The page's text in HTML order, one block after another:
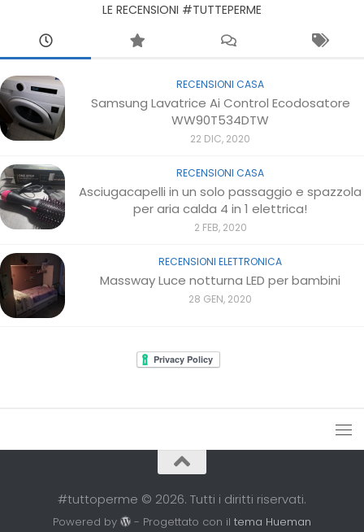
LE RECENSIONI #TUTTEPERME
RECENSIONI CASA
Samsung Lavatrice Ai Control Ecodosatore
WW90T534DTW
22 DIC, 2020
RECENSIONI CASA
Asciugacapelli in un solo passaggio e spazzola
per aria calda 4 in 1 elettrica!
2 FEB, 2020
RECENSIONI ELETTRONICA
Massway Luce notturna LED per bambini
28 GEN, 2020
#tuttoperme © 2026. Tutti i diritti riservati.
Powered by - Progettato con iltema Hueman